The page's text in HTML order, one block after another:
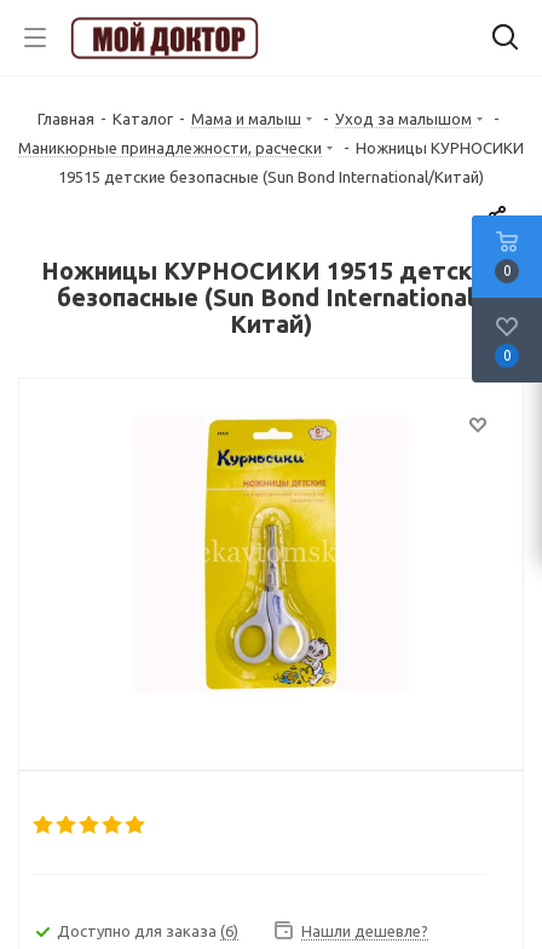
Главная - Каталог - Мама и малыш - Уход за малышом
-
Маникюрные принадлежности, расчески
- Ножницы КУРНОСИКИ
19515 детские безопасные (Sun Bond International/Китай)
Ножницы КУРНОСИКИ 19515 детские
безопасные (Sun Bond International/
Китай)
Доступно для заказа (6) Нашли дешевле?
0
0